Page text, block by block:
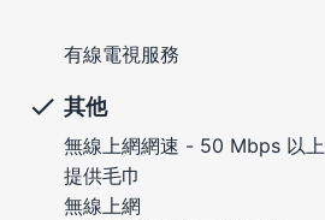
有線電視服務
其他
無線上網網速 - 50 Mbps 以上
提供毛巾
無線上網